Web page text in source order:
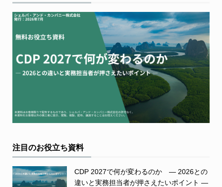
注目のお役立ち資料
CDP 2027で何が変わるのか ― 2026との
違いと実務担当者が押さえたいポイント ―